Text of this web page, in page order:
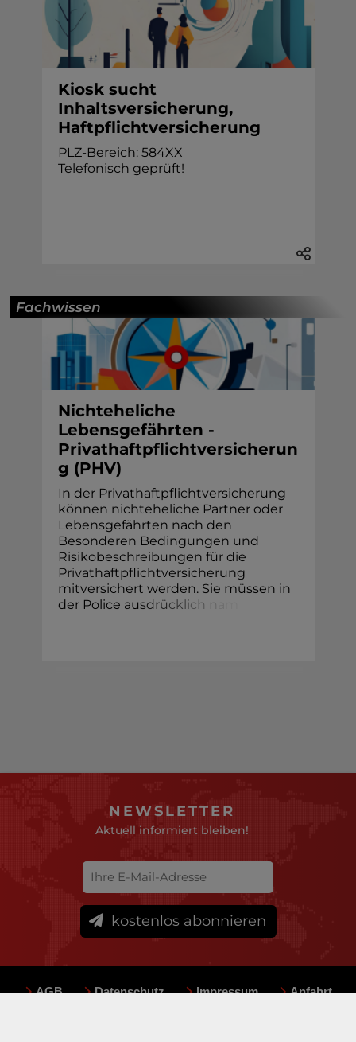
Kiosk sucht
Inhaltsversicherung,
Haftpflichtversicherung
PLZ-Bereich: 584XX
Telefonisch geprüft!
Fachwissen
Nichteheliche
Lebensgefährten -
Privathaftpflichtversicherun
g (PHV)
In der Privathaftpflichtversicherung
können nichteheliche Partner oder
Lebensgefährten nach den
Besonderen Bedingungen und
Risikobeschreibungen für die
Privathaftpflichtversicherung
mitversichert werden. Sie müssen in
der Police ausdrücklich n
NEWSLETTER
Aktuell informiert bleiben!
kostenlos abonnieren
AGB Datenschutz Impressum
Anfahrt